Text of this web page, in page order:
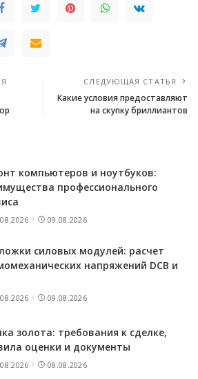
СЛЕДУЮЩАЯ СТАТЬЯ
Какие условия предоставляют
на скупку бриллиантов
компьютеров и ноутбуков:
профессионального
09.08.2026
силовых модулей: расчет
напряжений DCB и
09.08.2026
золота: требования к сделке,
оценки и документы
08.08.2026